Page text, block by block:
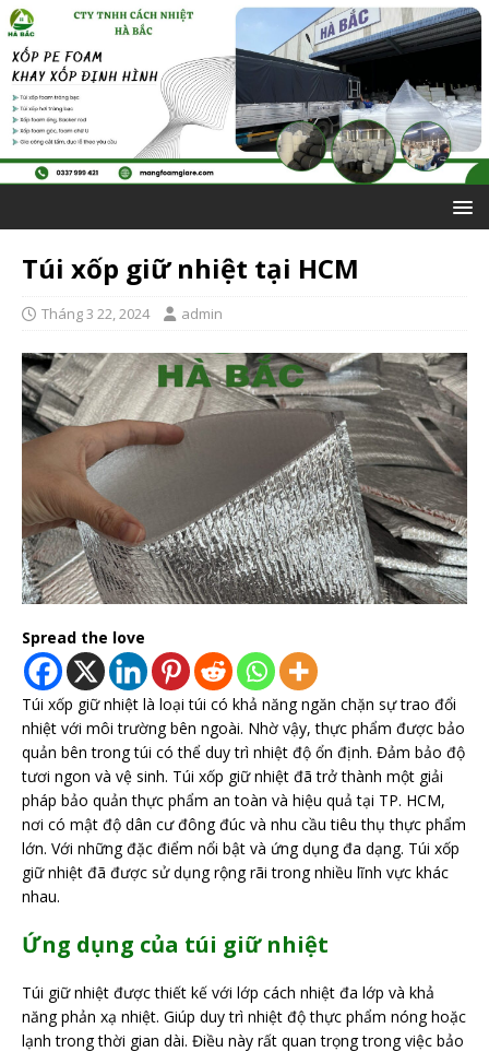
Túi xốp giữ nhiệt tại HCM
Tháng 3 22, 2024 admin
Spread the love
Túi xốp giữ nhiệt là loại túi có khả năng ngăn chặn sự trao đổi
nhiệt với môi trường bên ngoài. Nhờ vậy, thực phẩm được bảo
quản bên trong túi có thể duy trì nhiệt độ ổn định. Đảm bảo độ
tươi ngon và vệ sinh. Túi xốp giữ nhiệt đã trở thành một giải
pháp bảo quản thực phẩm an toàn và hiệu quả tại TP. HCM,
nơi có mật độ dân cư đông đúc và nhu cầu tiêu thụ thực phẩm
lớn. Với những đặc điểm nổi bật và ứng dụng đa dạng. Túi xốp
giữ nhiệt đã được sử dụng rộng rãi trong nhiều lĩnh vực khác
nhau.
Ứng dụng của túi giữ nhiệt
Túi giữ nhiệt được thiết kế với lớp cách nhiệt đa lớp và khả
năng phản xạ nhiệt. Giúp duy trì nhiệt độ thực phẩm nóng hoặc
lạnh trong thời gian dài. Điều này rất quan trọng trong việc bảo